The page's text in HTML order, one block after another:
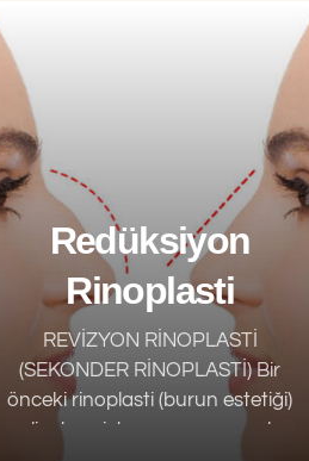
Redüksiyon
Rinoplasti
REVİZYON RİNOPLASTİ
(SEKONDER RİNOPLASTİ) Bir
önceki rinoplasti (burun estetiği)
ameliyatının istenmeyen sonuçlarını